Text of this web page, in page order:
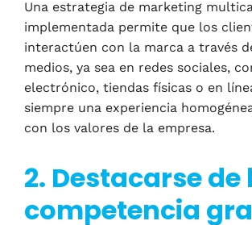
Una estrategia de marketing
implementada permite que los
interactúen con la marca a través
medios, ya sea en redes sociales,
electrónico, tiendas físicas o en
siempre una experiencia
con los valores de la empresa.
2. Destacarse de
competencia